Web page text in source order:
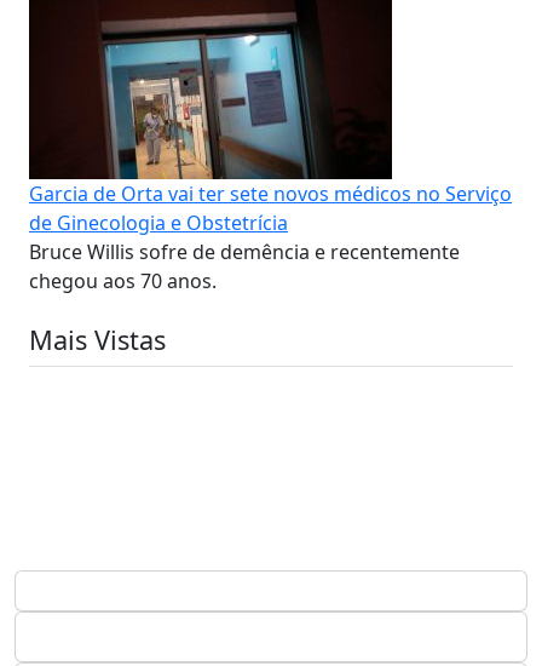
Garcia de Orta vai ter sete novos médicos no Serviço
de Ginecologia e Obstetrícia
Bruce Willis sofre de demência e recentemente
chegou aos 70 anos.
Mais Vistas